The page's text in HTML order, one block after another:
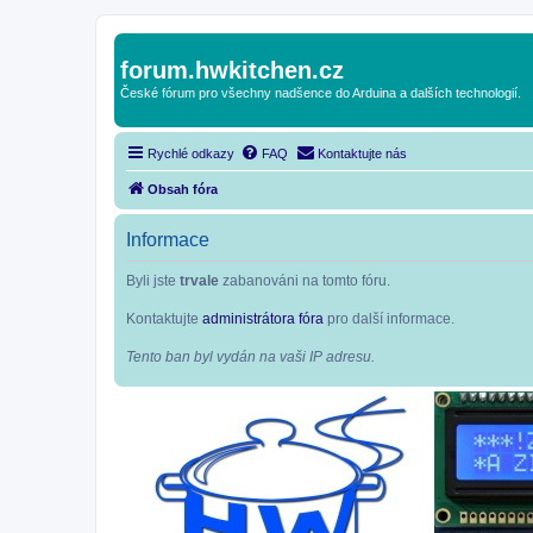
forum.hwkitchen.cz
České fórum pro všechny nadšence do Arduina a dalších technologií.
Rychlé odkazy FAQ Kontaktujte nás
Obsah fóra
Informace
Byli jste trvale zabanováni na tomto fóru.
Kontaktujte administrátora fóra pro další informace.
Tento ban byl vydán na vaši IP adresu.